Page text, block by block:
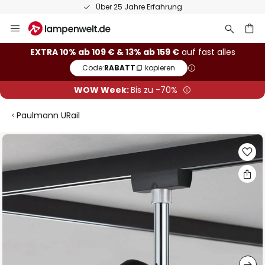
Über 25 Jahre Erfahrung
Inhalt
springen
EXTRA 10% ab 109 € & 13% ab 159 €auf fast alles
Code:RABATT kopieren
WOW Week:Bis zu -70%
Paulmann URail
Zum
der
Bildgalerie
springen